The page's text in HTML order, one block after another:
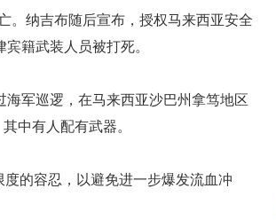
。纳吉布随后宣布，授权马来西亚安全
籍武装人员被打死。
军巡逻，在马来西亚沙巴州拿笃地区
中有人配有武器。
的容忍，以避免进一步爆发流血冲